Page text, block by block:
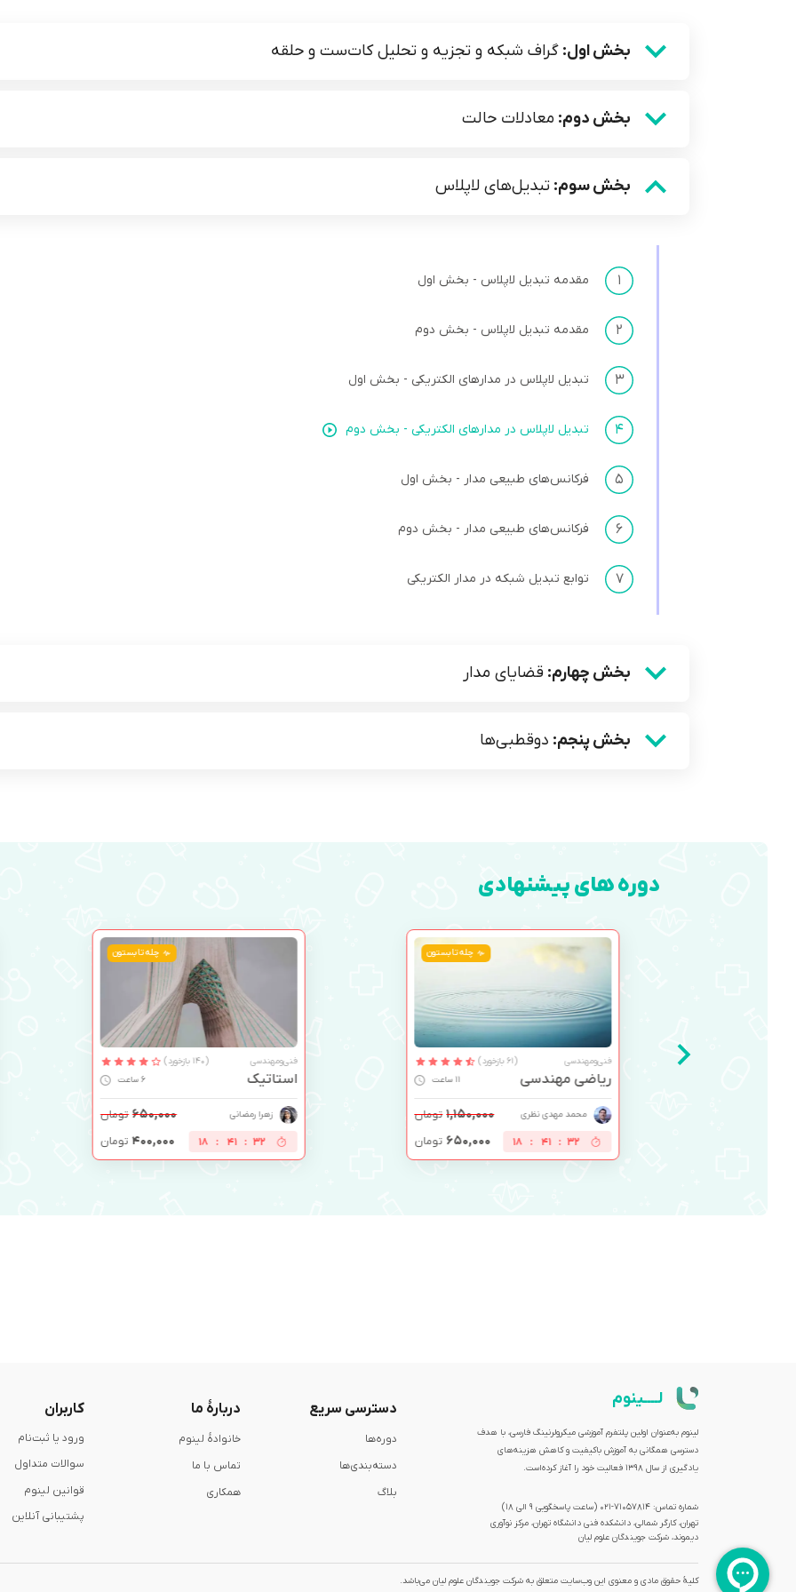
بخش اول: گراف شبکه و تجزیه و تحلیل کات‌ست و حلقه
بخش دوم: معادلات حالت
بخش سوم: تبدیل‌های لاپلاس
۱ مقدمه تبدیل لاپلاس - بخش اول
۲ مقدمه تبدیل لاپلاس - بخش دوم
۳ تبدیل لاپلاس در مدارهای الکتریکی - بخش اول
۴ تبدیل لاپلاس در مدارهای الکتریکی - بخش دوم
۵ فرکانس‌های طبیعی مدار - بخش اول
۶ فرکانس‌های طبیعی مدار - بخش دوم
۷ توابع تبدیل شبکه در مدار الکتریکی
بخش چهارم: قضایای مدار
بخش پنجم: دوقطبی‌ها
دوره های پیشنهادی
چله تابستون
فنی‌ومهندسی (61 بازخورد)
ریاضی مهندسی 11 ساعت
محمد مهدی نظری ۱,۱۵۰,۰۰۰ تومان
31
:
41
:
18 ۶۵۰,۰۰۰ تومان
چله تابستون
فنی‌ومهندسی (140 بازخورد)
استاتیک 6 ساعت
زهرا رمضانی ۶۵۰,۰۰۰ تومان
31
:
41
:
18 ۴۰۰,۰۰۰ تومان
لــــینوم
لینوم به‌عنوان اولین پلتفرم آموزشی میکرولرنینگ فارسی، با هدف
دسترسی همگانی به آموزش باکیفیت و کاهش هزینه‌های
یادگیری از سال 1398 فعالیت خود را آغاز کرده‌است.
شماره تماس: 71057814-021 (ساعت پاسخگویی ۹ الی ۱۸)
تهران، کارگر شمالی، دانشکده فنی دانشگاه تهران، مرکز نوآوری
دیموند، شرکت جویندگان علوم لیان
دسترسی سریع
دوره‌ها
دسته‌بندی‌ها
بلاگ
دربارۀ ما
خانوادۀ لینوم
تماس با ما
همکاری
کاربران
ورود یا ثبت‌نام
سوالات متداول
قوانین لینوم
پشتیبانی آنلاین
کلیۀ حقوق مادی و معنوی این وب‌سایت متعلق به شرکت جویندگان علوم لیان می‌باشد.